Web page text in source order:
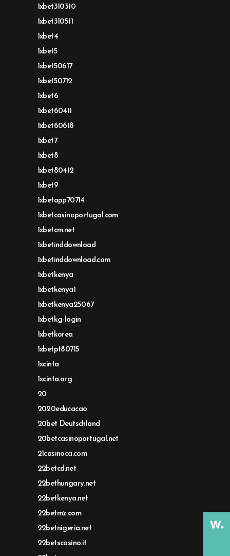
1xbet310310
1xbet310511
1xbet4
1xbet5
1xbet50617
1xbet50712
1xbet6
1xbet60411
1xbet60618
1xbet7
1xbet8
1xbet80412
1xbet9
1xbetapp70714
1xbetcasinoportugal.com
1xbetcm.net
1xbetinddownload
1xbetinddownload.com
1xbetkenya
1xbetkenya1
1xbetkenya25067
1xbetkg-login
1xbetkorea
1xbetpt80715
1xcinta
1xcinta.org
20
2020educacao
20bet Deutschland
20betcasinoportugal.net
21casinoca.com
22betcd.net
22bethungary.net
22betkenya.net
22betmz.com
22betnigeria.net
22betscasino.it